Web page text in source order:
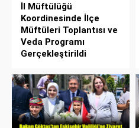
İl Müftülüğü
Koordinesinde İlçe
Müftüleri Toplantısı ve
Veda Programı
Gerçekleştirildi